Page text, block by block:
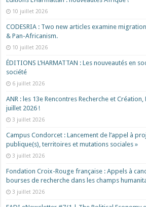
10 juillet 2026
CODESRIA : Two new articles examine
& Pan-Africanism.
10 juillet 2026
ÉDITIONS L’HARMATTAN : Les nouveautés en
société
6 juillet 2026
ANR : les 13e Rencontres Recherche et Création,
juillet 2026 !
3 juillet 2026
Campus Condorcet : Lancement de l’appel à
publique(s), territoires et mutations sociales »
3 juillet 2026
Fondation Croix-Rouge française : Appels à
bourses de recherche dans les champs
3 juillet 2026